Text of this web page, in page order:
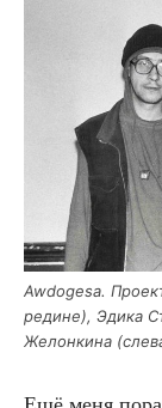
Awdogesa.
ре­дине), Эди­ка
Желон­ки­на